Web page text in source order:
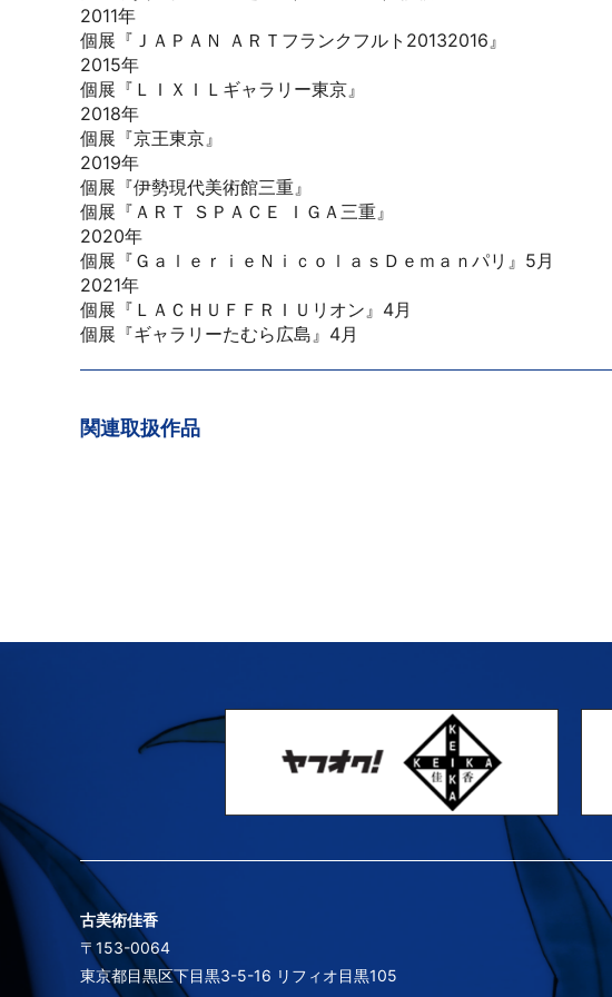
2011年
個展『ＪＡＰＡＮ ＡＲＴフランクフルト20132016』
2015年
個展『ＬＩＸＩＬギャラリー東京』
2018年
個展『京王東京』
2019年
個展『伊勢現代美術館三重』
個展『ＡＲＴ ＳＰＡＣＥ ＩＧＡ三重』
2020年
個展『ＧａｌｅｒｉｅＮｉｃｏｌａｓＤｅｍａｎパリ』5月
2021年
個展『ＬＡＣＨＵＦＦＲＩＵリオン』4月
個展『ギャラリーたむら広島』4月
関連取扱作品
古美術佳香
〒153-0064
東京都目黒区下目黒3-5-16 リフィオ目黒105